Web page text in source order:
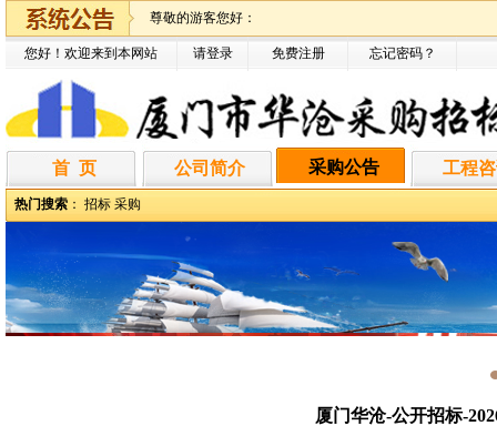
尊敬的游客您好：
您好！欢迎来到本网站 请登录 免费注册 忘记密码？
首 页 公司简介 采购公告 工程
热门搜索 ： 招标 采购
厦门华沧-公开招标-